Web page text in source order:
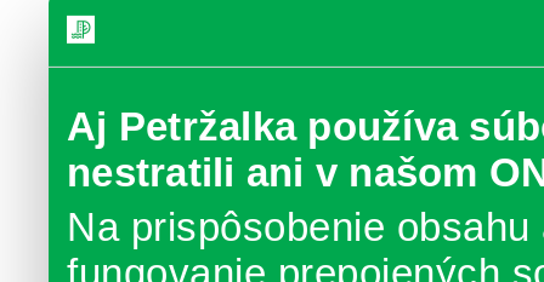
Aj Petržalka používa
nestratili ani v našom
Na prispôsobenie